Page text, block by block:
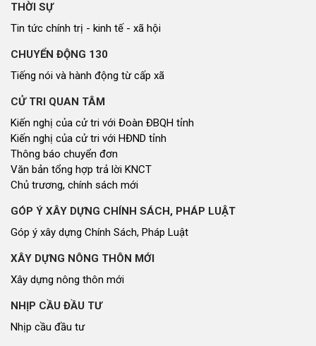
THỜI SỰ
Tin tức chính trị - kinh tế - xã hội
CHUYỂN ĐỘNG 130
Tiếng nói và hành động từ cấp xã
CỬ TRI QUAN TÂM
Kiến nghị của cử tri với Đoàn ĐBQH tỉnh
Kiến nghị của cử tri với HĐND tỉnh
Thông báo chuyển đơn
Văn bản tổng hợp trả lời KNCT
Chủ trương, chính sách mới
GÓP Ý XÂY DỰNG CHÍNH SÁCH, PHÁP LUẬT
Góp ý xây dựng Chính Sách, Pháp Luật
XÂY DỰNG NÔNG THÔN MỚI
Xây dựng nông thôn mới
NHỊP CẦU ĐẦU TƯ
Nhịp cầu đầu tư